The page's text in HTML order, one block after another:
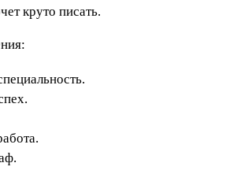
круто писать.